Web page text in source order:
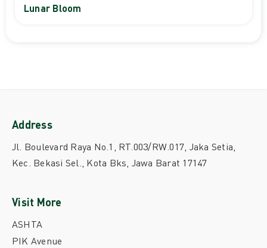
Lunar Bloom
Address
Jl. Boulevard Raya No.1, RT.003/RW.017, Jaka Setia,
Kec. Bekasi Sel., Kota Bks, Jawa Barat 17147
Visit More
ASHTA
PIK Avenue